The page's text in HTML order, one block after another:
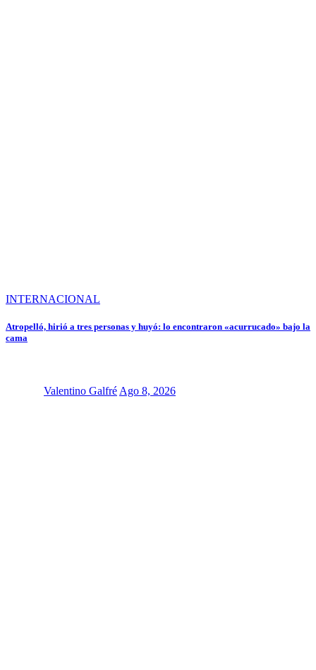
INTERNACIONAL
Atropelló, hirió a tres personas y huyó: lo encontraron «acurrucado» bajo la
cama
Valentino Galfré Ago 8, 2026